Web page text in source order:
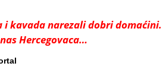
i kavada narezali dobri domaćini.
Hercegovaca…